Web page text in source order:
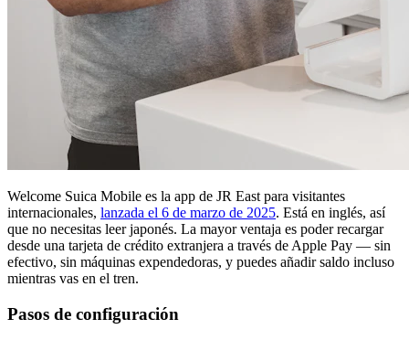
Welcome Suica Mobile es la app de JR East para visitantes
internacionales, lanzada el 6 de marzo de 2025. Está en inglés, así
que no necesitas leer japonés. La mayor ventaja es poder recargar
desde una tarjeta de crédito extranjera a través de Apple Pay — sin
efectivo, sin máquinas expendedoras, y puedes añadir saldo incluso
mientras vas en el tren.
Pasos de configuración